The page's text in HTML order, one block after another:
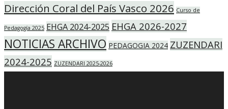
Dirección Coral del País Vasco 2026 Curso de
Pedagogía 2025 EHGA 2024-2025 EHGA 2026-2027
NOTICIAS ARCHIVO PEDAGOGIA 2024 ZUZENDARI
2024-2025 ZUZENDARI 2025-2026